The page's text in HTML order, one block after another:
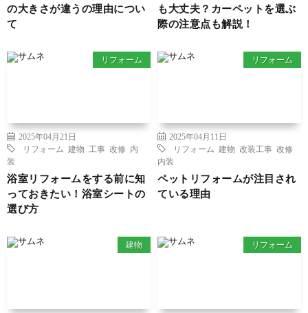
の大きさが違うの理由につい
て
も大丈夫？カーペットを選ぶ
際の注意点も解説！
リフォーム
2025年04月21日
リフォーム
建物 工事 改修
内
装
浴室リフォームをする前に知
っておきたい！浴室シートの
選び方
リフォーム
2025年04月11日
リフォーム
建物 改装工事 改修
内装
ペットリフォームが注目され
ている理由
建物 リフォーム